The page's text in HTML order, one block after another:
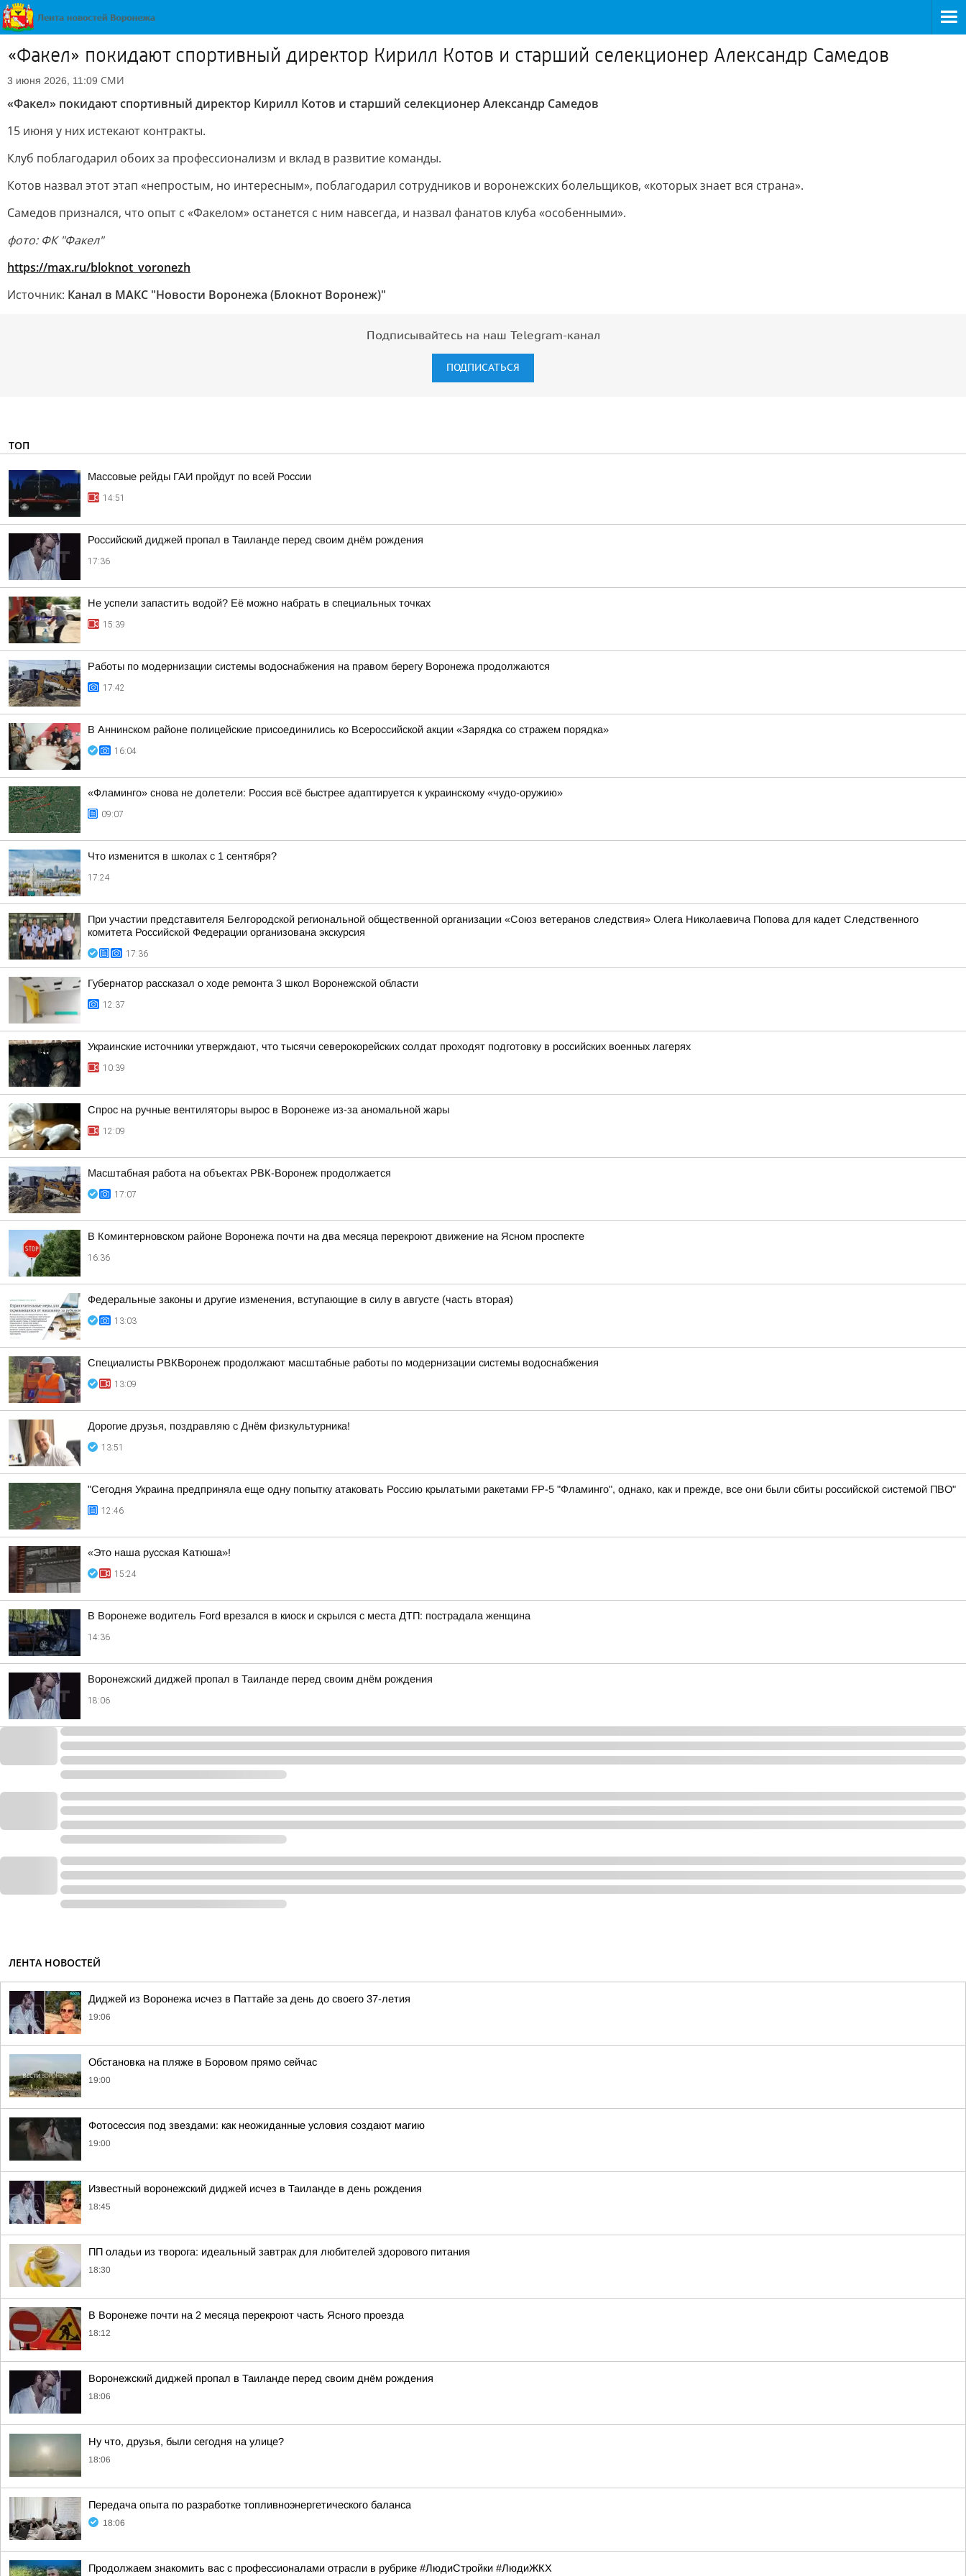
«Факел» покидают спортивный директор Кирилл Котов и старший селекционер Александр Самедов
3 июня 2026, 11:09 СМИ
«Факел» покидают спортивный директор Кирилл Котов и старший селекционер Александр Самедов
15 июня у них истекают контракты.
Клуб поблагодарил обоих за профессионализм и вклад в развитие команды.
Котов назвал этот этап «непростым, но интересным», поблагодарил сотрудников и воронежских болельщиков, «которых знает вся страна».
Самедов признался, что опыт с «Факелом» останется с ним навсегда, и назвал фанатов клуба «особенными».
фото: ФК "Факел"
https://max.ru/bloknot_voronezh
Источник: Канал в МАКС "Новости Воронежа (Блокнот Воронеж)"
Подписывайтесь на наш Telegram-канал
ПОДПИСАТЬСЯ
ТОП
Массовые рейды ГАИ пройдут по всей России
14:51
Российский диджей пропал в Таиланде перед своим днём рождения
17:36
Не успели запастить водой? Её можно набрать в специальных точках
15:39
Работы по модернизации системы водоснабжения на правом берегу Воронежа продолжаются
17:42
В Аннинском районе полицейские присоединились ко Всероссийской акции «Зарядка со стражем порядка»
16:04
«Фламинго» снова не долетели: Россия всё быстрее адаптируется к украинскому «чудо-оружию»
09:07
Что изменится в школах с 1 сентября?
17:24
При участии представителя Белгородской региональной общественной организации «Союз ветеранов следствия» Олега Николаевича Попова для кадет Следственного
комитета Российской Федерации организована экскурсия
17:36
Губернатор рассказал о ходе ремонта 3 школ Воронежской области
12:37
Украинские источники утверждают, что тысячи северокорейских солдат проходят подготовку в российских военных лагерях
10:39
Спрос на ручные вентиляторы вырос в Воронеже из-за аномальной жары
12:09
Масштабная работа на объектах РВК-Воронеж продолжается
17:07
В Коминтерновском районе Воронежа почти на два месяца перекроют движение на Ясном проспекте
16:36
Федеральные законы и другие изменения, вступающие в силу в августе (часть вторая)
13:03
Специалисты РВКВоронеж продолжают масштабные работы по модернизации системы водоснабжения
13:09
Дорогие друзья, поздравляю с Днём физкультурника!
13:51
"Сегодня Украина предприняла еще одну попытку атаковать Россию крылатыми ракетами FP-5 "Фламинго", однако, как и прежде, все они были сбиты российской системой ПВО"
12:46
«Это наша русская Катюша»!
15:24
В Воронеже водитель Ford врезался в киоск и скрылся с места ДТП: пострадала женщина
14:36
Воронежский диджей пропал в Таиланде перед своим днём рождения
18:06
ЛЕНТА НОВОСТЕЙ
Диджей из Воронежа исчез в Паттайе за день до своего 37-летия
19:06
Обстановка на пляже в Боровом прямо сейчас
19:00
Фотосессия под звездами: как неожиданные условия создают магию
19:00
Известный воронежский диджей исчез в Таиланде в день рождения
18:45
ПП оладьи из творога: идеальный завтрак для любителей здорового питания
18:30
В Воронеже почти на 2 месяца перекроют часть Ясного проезда
18:12
Воронежский диджей пропал в Таиланде перед своим днём рождения
18:06
Ну что, друзья, были сегодня на улице?
18:06
Передача опыта по разработке топливноэнергетического баланса
18:06
Продолжаем знакомить вас с профессионалами отрасли в рубрике #ЛюдиСтройки #ЛюдиЖКХ